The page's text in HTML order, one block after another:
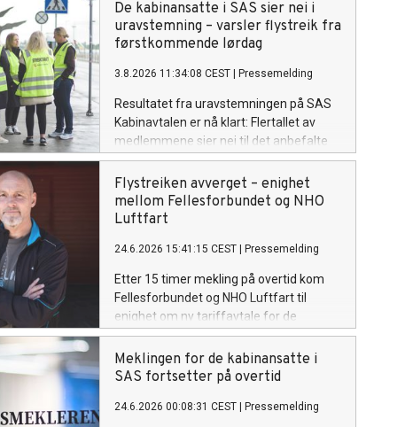
De kabinansatte i SAS sier nei i
uravstemning – varsler flystreik fra
førstkommende lørdag
3.8.2026 11:34:08 CEST Pressemelding
Resultatet fra uravstemningen på SAS
Kabinavtalen er nå klart: Flertallet av
medlemmene sier nei til det anbefalte
forslaget. Fellesforbundet sender derfor
ut ny plassfratredelse for samtlige av
forbundets medlemmer på SAS
Kabinavtalen.
Flystreiken avverget – enighet
mellom Fellesforbundet og NHO
Luftfart
24.6.2026 15:41:15 CEST Pressemelding
Etter 15 timer mekling på overtid kom
Fellesforbundet og NHO Luftfart til
enighet om ny tariffavtale for de
kabinansatte i SAS. Flystreiken er
dermed avverget.
Meklingen for de kabinansatte i
SAS fortsetter på overtid
24.6.2026 00:08:31 CEST Pressemelding